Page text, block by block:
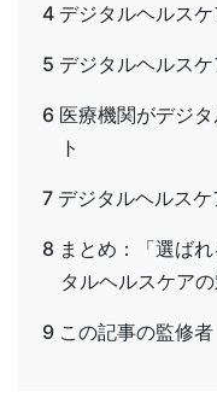
4 デジタルヘルス
5 デジタルヘルス
6 医療機関がデジ
ト
7 デジタルヘルス
8 まとめ：「選ば
タルヘルスケア
9 この記事の監修者